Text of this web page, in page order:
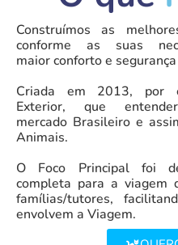
Construímos as
conforme as suas
maiorconforto e
Criada em 2013, por
Exterior, que
mercado Brasileiro e
Animais.
O Foco Principal foi
completa para a viagem
famílias/tutores,
envolvem a Viagem.